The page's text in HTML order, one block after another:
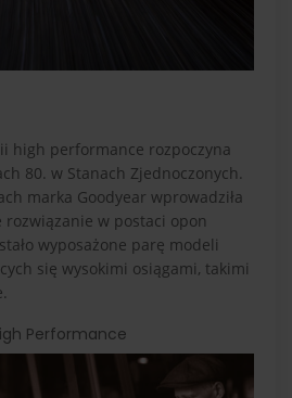
high performance rozpoczyna
80. w Stanach Zjednoczonych.
marka Goodyear wprowadziła
w postaci opon
wyposażone parę modeli
się wysokimi osiągami, takimi
Performance